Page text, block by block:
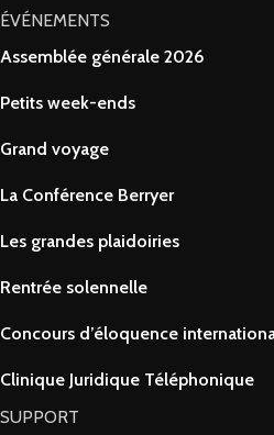
ÉVÉNEMENTS
Assemblée générale 2026
Petits week-ends
Grand voyage
La Conférence Berryer
Les grandes plaidoiries
Rentrée solennelle
Concours d’éloquence
Clinique Juridique Téléphonique
SUPPORT